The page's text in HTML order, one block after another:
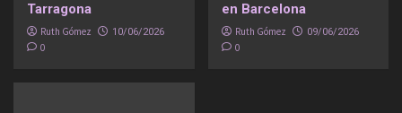
Tarragona
Ruth Gómez 10/06/2026
0
en Barcelona
Ruth Gómez 09/06/2026
0